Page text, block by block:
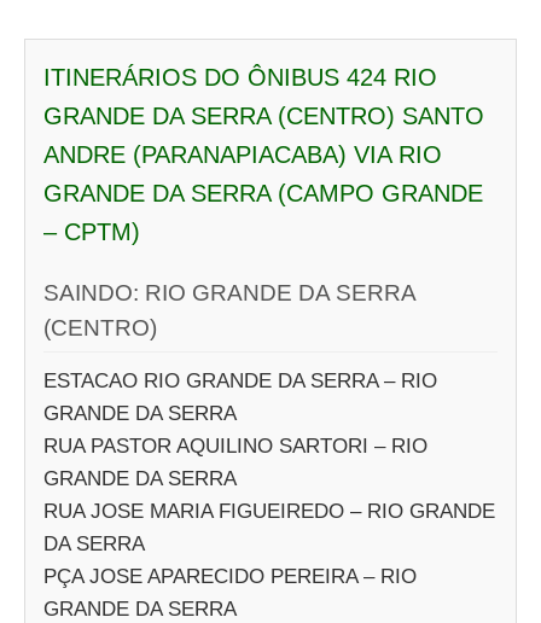
ITINERÁRIOS DO ÔNIBUS 424 RIO
GRANDE DA SERRA (CENTRO) SANTO
ANDRE (PARANAPIACABA) VIA RIO
GRANDE DA SERRA (CAMPO GRANDE
– CPTM)
SAINDO: RIO GRANDE DA SERRA
(CENTRO)
ESTACAO RIO GRANDE DA SERRA – RIO
GRANDE DA SERRA
RUA PASTOR AQUILINO SARTORI – RIO
GRANDE DA SERRA
RUA JOSE MARIA FIGUEIREDO – RIO GRANDE
DA SERRA
PÇA JOSE APARECIDO PEREIRA – RIO
GRANDE DA SERRA